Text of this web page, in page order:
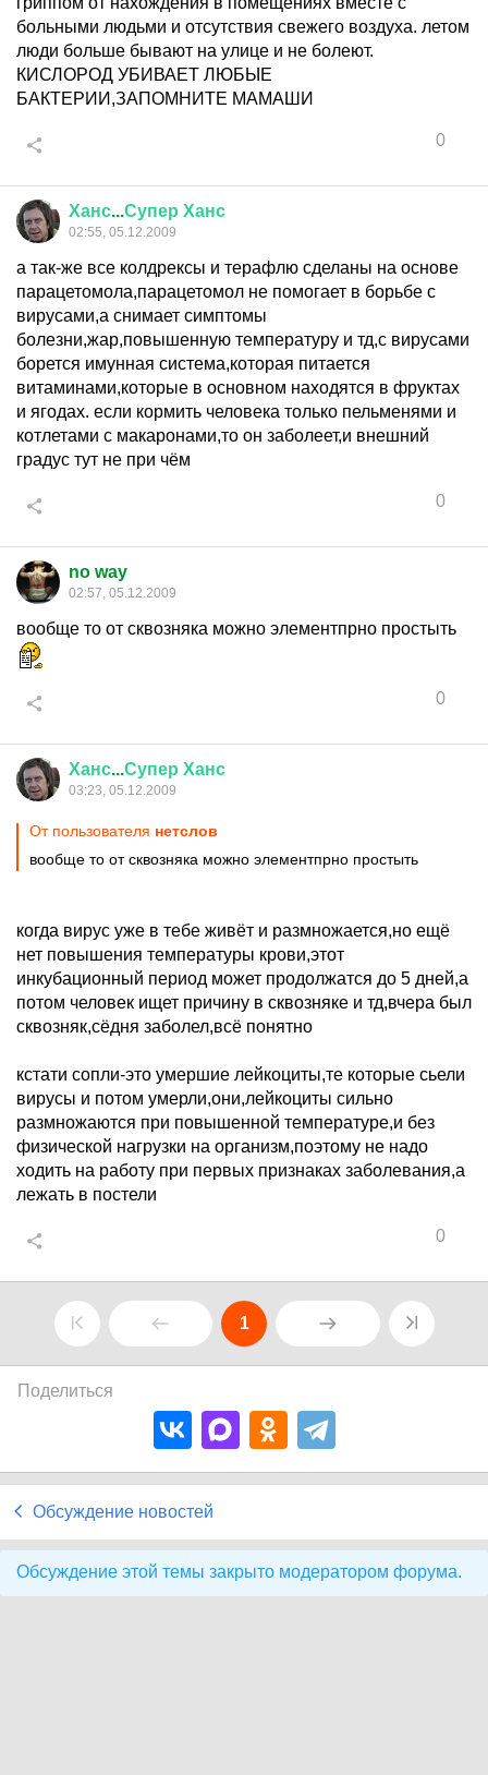
больными людьми и отсутствия свежего воздуха. летом
люди больше бывают на улице и не болеют.
КИСЛОРОД УБИВАЕТ ЛЮБЫЕ
БАКТЕРИИ,ЗАПОМНИТЕ МАМАШИ
0
Ханс...Супер Ханс
02:55, 05.12.2009
а так-же все колдрексы и терафлю сделаны на основе
парацетомола,парацетомол не помогает в борьбе с
вирусами,а снимает симптомы
болезни,жар,повышенную температуру и тд,с вирусами
борется имунная система,которая питается
витаминами,которые в основном находятся в фруктах
и ягодах. если кормить человека только пельменями и
котлетами с макаронами,то он заболеет,и внешний
градус тут не при чём
0
no way
02:57, 05.12.2009
вообще то от сквозняка можно элементпрно простыть
0
Ханс...Супер Ханс
03:23, 05.12.2009
От пользователя нетслов
вообще то от сквозняка можно элементпрно простыть
когда вирус уже в тебе живёт и размножается,но ещё
нет повышения температуры крови,этот
инкубационный период может продолжатся до 5 дней,а
потом человек ищет причину в сквозняке и тд,вчера был
сквозняк,сёдня заболел,всё понятно
кстати сопли-это умершие лейкоциты,те которые сьели
вирусы и потом умерли,они,лейкоциты сильно
размножаются при повышенной температуре,и без
физической нагрузки на организм,поэтому не надо
ходить на работу при первых признаках заболевания,а
лежать в постели
0
1
Поделиться
Обсуждение новостей
Обсуждение этой темы закрыто модератором форума.